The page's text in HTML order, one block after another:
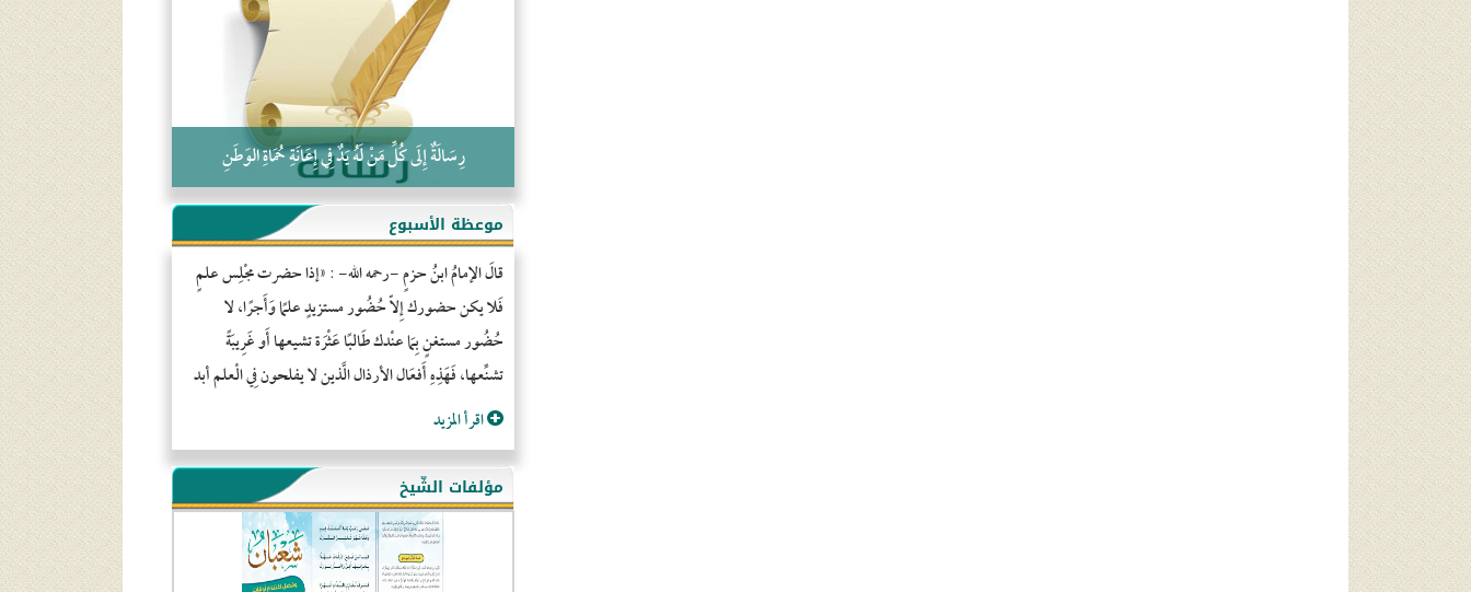
التَّعْلِيمُ القُرْآنِي
كلمة إلى إخواني السلفيين في الجزائر
رِسَالَةٌ إِلَى كُلِّ مَنْ لَهُ يَدٌ فِي إِعَانَةِ حُمَاةِ الوَطَنِ
موعظة الأسبوع
قالَ الإمامُ ابنُ حزمٍ -رحمه الله- : «إذا حضرت مجْلِس علمٍ
فَلا يكن حضورك إِلاّ حُضُور مستزيدٍ علمًا وَأَجرًا، لا
حُضُور مستغنٍ بِمَا عنْدك طَالبًا عَثْرَة تشيعها أَو غَرِيبَةً
تشنِّعها، فَهَذِهِ أَفعَال الأرذال الَّذين لا يفلحون فِي الْعلم أبد
اقرأ المزيد
مؤلفات الشّيخ